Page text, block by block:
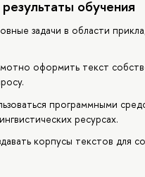
обучения
задачи в области
оформить текст
программными
ресурсах.
корпусы текстов для